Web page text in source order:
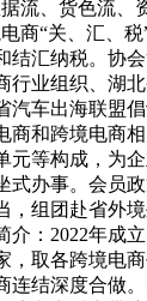
流、货色流、
商“关、汇、
结汇纳税。协
行业组织、湖
汽车出海联盟
和跨境电商相
等构成，为企
式办事。会员
，组团赴省外
介：2022年成
，取各跨境电
连结深度合做